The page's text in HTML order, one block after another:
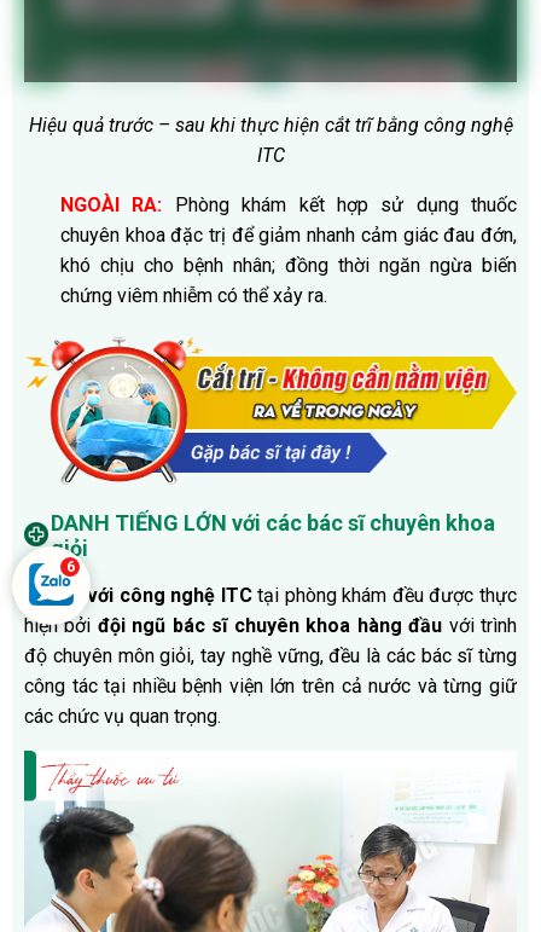
Hiệu quả trước – sau khi thực hiện cắt trĩ bằng công nghệ
ITC
NGOÀI RA: Phòng khám kết hợp sử dụng thuốc
chuyên khoa đặc trị để giảm nhanh cảm giác đau đớn,
khó chịu cho bệnh nhân; đồng thời ngăn ngừa biến
chứng viêm nhiễm có thể xảy ra.
DANH TIẾNG LỚN với các bác sĩ chuyên khoa
giỏi
Cắt trĩ với công nghệ ITCtại phòng khám đều được thực
hiện bởi đội ngũ bác sĩ chuyên khoa hàng đầu với trình
độ chuyên môn giỏi, tay nghề vững, đều là các bác sĩ từng
công tác tại nhiều bệnh viện lớn trên cả nước và từng giữ
các chức vụ quan trọng.